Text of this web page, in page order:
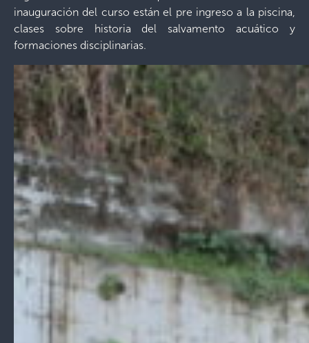
inauguración del curso están el pre ingreso a la piscina,
clases sobre historia del salvamento acuático y
formaciones disciplinarias.